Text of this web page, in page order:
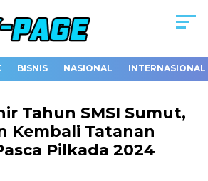
BISNIS NASIONAL INTERNASIONAL
Tahun SMSI Sumut,
Kembali Tatanan
Pilkada 2024